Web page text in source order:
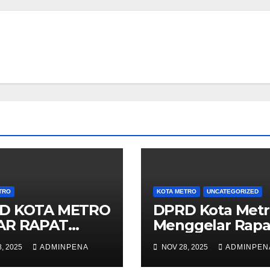
KOTA METRO
RAPAT
2025 ADMINPENA
KOTA METRO UNCATEGORIZED
DPRD Kota
Menggelar
Paripurna
Penyampaian
NOV 28, 2025